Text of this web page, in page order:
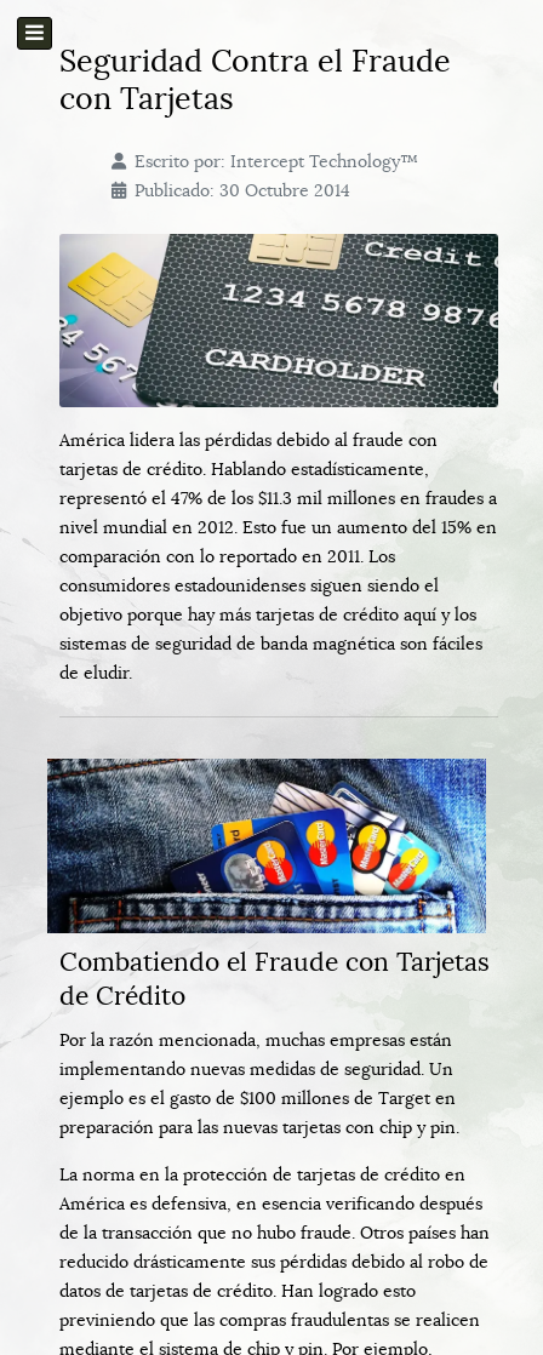
Seguridad Contra el Fraude
con Tarjetas
Escrito por: Intercept Technology™
Publicado: 30 Octubre 2014
América lidera las pérdidas debido al fraude con
tarjetas de crédito. Hablando estadísticamente,
representó el 47% de los $11.3 mil millones en fraudes a
nivel mundial en 2012. Esto fue un aumento del 15% en
comparación con lo reportado en 2011. Los
consumidores estadounidenses siguen siendo el
objetivo porque hay más tarjetas de crédito aquí y los
sistemas de seguridad de banda magnética son fáciles
de eludir.
Combatiendo el Fraude con Tarjetas
de Crédito
Por la razón mencionada, muchas empresas están
implementando nuevas medidas de seguridad. Un
ejemplo es el gasto de $100 millones de Target en
preparación para las nuevas tarjetas con chip y pin.
La norma en la protección de tarjetas de crédito en
América es defensiva, en esencia verificando después
de la transacción que no hubo fraude. Otros países han
reducido drásticamente sus pérdidas debido al robo de
datos de tarjetas de crédito. Han logrado esto
previniendo que las compras fraudulentas se realicen
mediante el sistema de chip y pin. Por ejemplo,